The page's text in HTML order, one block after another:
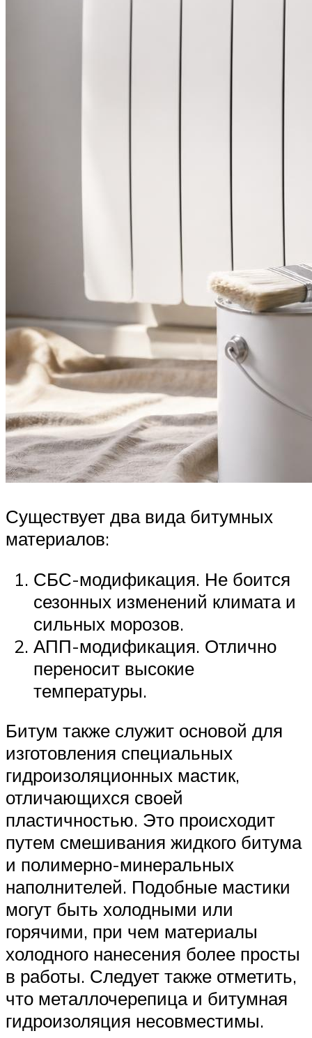
Существует два вида битумных
материалов:
СБС-модификация. Не боится
сезонных изменений климата и
сильных морозов.
АПП-модификация. Отлично
переносит высокие
температуры.
Битум также служит основой для
изготовления специальных
гидроизоляционных мастик,
отличающихся своей
пластичностью. Это происходит
путем смешивания жидкого битума
и полимерно-минеральных
наполнителей. Подобные мастики
могут быть холодными или
горячими, при чем материалы
холодного нанесения более просты
в работы. Следует также отметить,
что металлочерепица и битумная
гидроизоляция несовместимы.